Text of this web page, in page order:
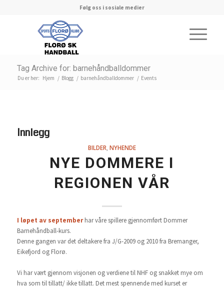
Følg oss i sosiale medier
Tag Archive for: barnehåndballdommer
Du er her: Hjem / Blogg / barnehåndballdommer / Events
Innlegg
BILDER NYHENDE
NYE DOMMERE I
REGIONEN VÅR
I løpet av septemberhar våre spillere gjennomført Dommer
Barnehåndball-kurs.
Denne gangen var det deltakere fra J/G-2009 og 2010 fra Bremanger,
Eikefjord og Florø.
Vi har vært gjennom visjonen og verdiene til NHF og snakket mye om
hva som til tillatt/ ikke tillatt. Det mest spennende med kurset er